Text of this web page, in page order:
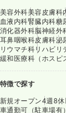
美容外科美容皮膚科
血液内科腎臓内科糖
消化器外科脳神経外
耳鼻咽喉科皮膚科泌
リウマチ科リハビリ
緩和医療科（ホスピ
特徴で探す
新規オープン4週8休
車通勤可（駐車場有）